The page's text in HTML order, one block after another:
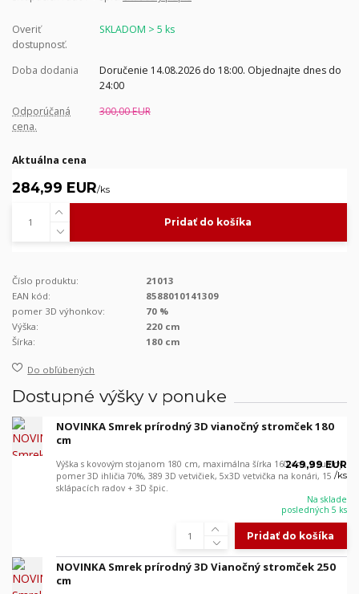
Overiť
dostupnosť.
SKLADOM > 5 ks
Doba dodania
Doručenie 14.08.2026 do 18:00. Objednajte dnes do
24:00
Odporúčaná
cena.
300,00 EUR
Aktuálna cena
284,99 EUR/ks
Pridať do košíka
Číslo produktu:
21013
EAN kód:
8588010141309
pomer 3D výhonkov:
70 %
Výška:
220 cm
Šírka:
180 cm
Do obľúbených
Dostupné výšky v ponuke
NOVINKA Smrek prírodný 3D vianočný stromček 180
cm
Výška s kovovým stojanom 180 cm, maximálna šírka 160 cm, vizuálny
pomer 3D ihličia 70%, 389 3D vetvičiek, 5x3D vetvička na konári, 15
sklápacích radov + 3D špic.
249,99 EUR
/ks
Na sklade
posledných 5 ks
Pridať do košíka
NOVINKA Smrek prírodný 3D Vianočný stromček 250
cm